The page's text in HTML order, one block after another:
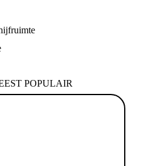
POPULAIR